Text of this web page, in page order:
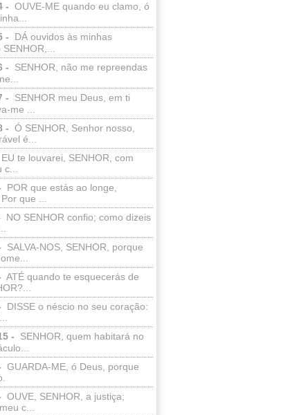
- OUVE-ME quando eu clamo, ó
-
DÁ ouvidos às minhas
-
SENHOR, não me repreendas
-
SENHOR meu Deus, em ti
me ...
- Ó SENHOR, Senhor nosso,
é...
EU te louvarei, SENHOR, com
c...
POR que estás ao longe,
que ...
NO SENHOR confio; como dizeis
SALVA-NOS, SENHOR, porque
ATÉ quando te esquecerás de
DISSE o néscio no seu coração:
-
SENHOR, quem habitará no
GUARDA-ME, ó Deus, porque
OUVE, SENHOR, a justiça;
c...